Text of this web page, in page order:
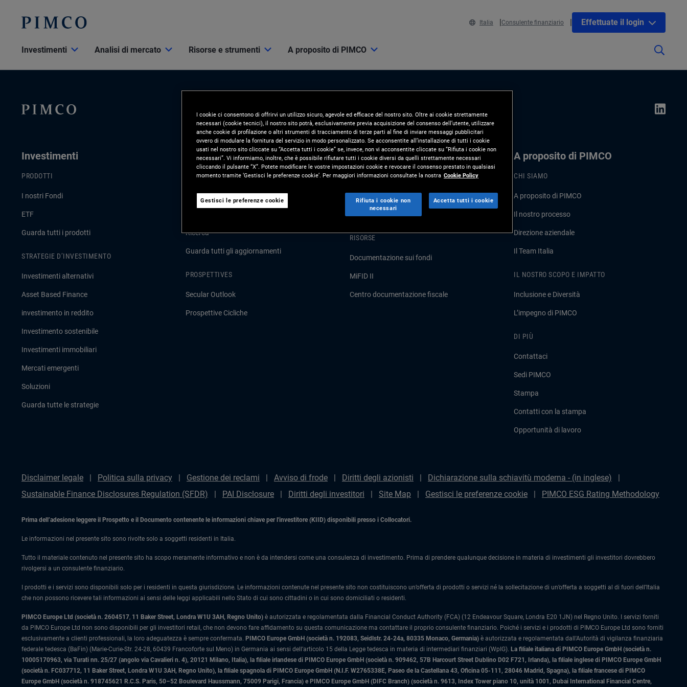
Italia Consulente finanziario Effettuate il login
Investimenti Analisi di mercato Risorse e strumenti A proposito di PIMCO
Investimenti
PRODOTTI
I nostri Fondi
ETF
Guarda tutti i prodotti
STRATEGIE D’INVESTIMENTO
Investimenti alternativi
Asset Based Finance
investimento in reddito
Investimento sostenibile
Investimenti immobiliari
Mercati emergenti
Soluzioni
Guarda tutte le strategie
Analisi Di Mercato
ULTIMI AGGIORNAMENTI
Commento di Mercato
Ricerca
Guarda tutti gli aggiornamenti
PROSPETTIVES
Secular Outlook
Prospettive Cicliche
Risorse e strumenti
STRUMENTI
Soluzioni per i clienti e analisi
RISORSE
Documentazione sui fondi
MiFID II
Centro documentazione fiscale
A proposito di PIMCO
CHI SIAMO
A proposito di PIMCO
Il nostro processo
Direzione aziendale
Il Team Italia
IL NOSTRO SCOPO E IMPATTO
Inclusione e Diversità
L’impegno di PIMCO
DI PIÙ
Contattaci
Sedi PIMCO
Stampa
Contatti con la stampa
Opportunità di lavoro
Disclaimer legale Politica sulla privacy Gestione dei reclami Avviso di frode Diritti degli azionisti
Dichiarazione sulla schiavitù moderna - (in inglese)
Sustainable Finance Disclosures Regulation (SFDR)
PAI Disclosure Diritti degli investitori Site Map Gestisci le preferenze cookie PIMCO ESG Rating Methodology
Prima dell’adesione leggere il Prospetto e il Documento contenente le informazioni chiave per l'investitore (KIID) disponibili presso i Collocatori.
Le informazioni nel presente sito sono rivolte solo a soggetti residenti in Italia.
Tutto il materiale contenuto nel presente sito ha scopo meramente informativo e non è da intendersi come una consulenza di investimento. Prima di prendere qualunque decisione in materia di investimenti gli investitori dovrebbero
rivolgersi a un consulente finanziario.
I prodotti e i servizi sono disponibili solo per i residenti in questa giurisdizione. Le informazioni contenute nel presente sito non costituiscono un’offerta di prodotti o servizi né la sollecitazione di un’offerta a soggetti al di fuori dell’Italia
che non possono ricevere tali informazioni ai sensi delle leggi applicabili nello Stato di cui sono cittadini o in cui sono domiciliati o residenti.
PIMCO Europe Ltd (società n. 2604517, 11 Baker Street, Londra W1U 3AH, Regno Unito) è autorizzata e regolamentata dalla Financial Conduct Authority (FCA) (12 Endeavour Square, Londra E20 1JN) nel Regno Unito. I servizi forniti
da PIMCO Europe Ltd non sono disponibili per gli investitori retail, che non devono fare affidamento su questa comunicazione ma contattare il proprio consulente finanziario. Poiché i servizi e i prodotti di PIMCO Europe Ltd sono forniti
esclusivamente a clienti professionali, la loro adeguatezza è sempre confermata. PIMCO Europe GmbH (società n. 192083, Seidlstr. 24-24a, 80335 Monaco, Germania) è autorizzata e regolamentata dall'Autorità di vigilanza finanziaria
federale tedesca (BaFin) (Marie-Curie-Str. 24-28, 60439 Francoforte sul Meno) in Germania ai sensi dell’articolo 15 della Legge tedesca in materia di intermediari finanziari (WpIG). La filiale italiana di PIMCO Europe GmbH (società n.
10005170963, via Turati nn. 25/27 (angolo via Cavalieri n. 4), 20121 Milano, Italia), la filiale irlandese di PIMCO Europe GmbH (società n. 909462, 57B Harcourt Street Dublino D02 F721, Irlanda), la filiale inglese di PIMCO Europe GmbH
(società n. FC037712, 11 Baker Street, Londra W1U 3AH, Regno Unito), la filiale spagnola di PIMCO Europe GmbH (N.I.F. W2765338E, Paseo de la Castellana 43, Oficina 05-111, 28046 Madrid, Spagna), la filiale francese di PIMCO
Europe GmbH (società n. 918745621 R.C.S. Paris, 50–52 Boulevard Haussmann, 75009 Parigi, Francia) e PIMCO Europe GmbH (DIFC Branch) (società n. 9613, Index Tower piano 10, unità 1001, Dubai International Financial Centre,
I cookie ci consentono di offrirvi un utilizzo sicuro, agevole ed efficace del nostro sito. Oltre ai cookie strettamente
necessari (cookie tecnici), il nostro sito potrà, esclusivamente previa acquisizione del consenso dell’utente, utilizzare
anche cookie di profilazione o altri strumenti di tracciamento di terze parti al fine di inviare messaggi pubblicitari
ovvero di modulare la fornitura del servizio in modo personalizzato. Se acconsentite all’installazione di tutti i cookie
usati nel nostro sito cliccate su “Accetta tutti i cookie” se, invece, non vi acconsentite cliccate su “Rifiuta i cookie non
necessari”. Vi informiamo, inoltre, che è possibile rifiutare tutti i cookie diversi da quelli strettamente necessari
cliccando il pulsante “X”. Potete modificare le vostre impostazioni cookie e revocare il consenso prestato in qualsiasi
momento tramite ‘Gestisci le preferenze cookie’. Per maggiori informazioni consultate la nostra Cookie Policy
Gestisci le preferenze cookie
Rifiuta i cookie non
necessari
Accetta tutti i cookie